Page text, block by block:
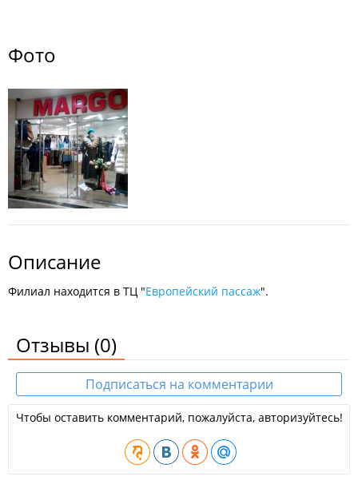
Фото
Описание
Филиал находится в ТЦ "Европейский пассаж".
Отзывы (0)
Подписаться на комментарии
Чтобы оставить комментарий, пожалуйста, авторизуйтесь!